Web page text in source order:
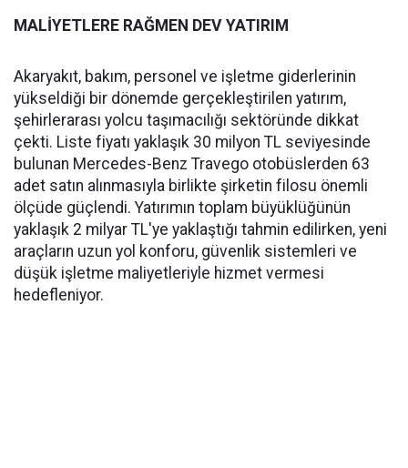
MALİYETLERE RAĞMEN DEV YATIRIM
Akaryakıt, bakım, personel ve işletme giderlerinin
yükseldiği bir dönemde gerçekleştirilen yatırım,
şehirlerarası yolcu taşımacılığı sektöründe dikkat
çekti. Liste fiyatı yaklaşık 30 milyon TL seviyesinde
bulunan Mercedes-Benz Travego otobüslerden 63
adet satın alınmasıyla birlikte şirketin filosu önemli
ölçüde güçlendi. Yatırımın toplam büyüklüğünün
yaklaşık 2 milyar TL'ye yaklaştığı tahmin edilirken, yeni
araçların uzun yol konforu, güvenlik sistemleri ve
düşük işletme maliyetleriyle hizmet vermesi
hedefleniyor.